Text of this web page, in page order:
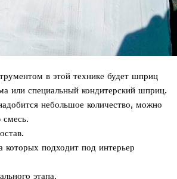
в этой технике будет шприц
или специальный кондитерский шприц.
небольшое количество, можно
смесь.
которых подходит под интерьер
этапа.